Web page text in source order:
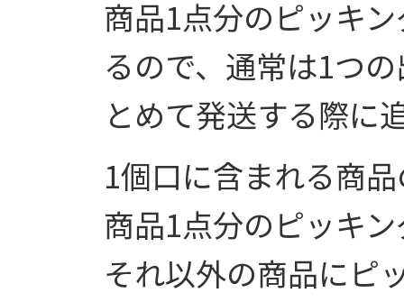
商品1点分のピッキ
るので、通常は1つ
とめて発送する際に
1個口に含まれる商
商品1点分のピッキ
それ以外の商品にピ